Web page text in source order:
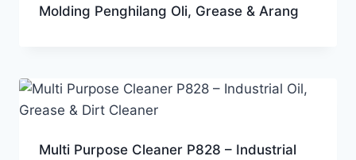
Molding Penghilang Oli, Grease & Arang
Multi Purpose Cleaner P828 – Industrial